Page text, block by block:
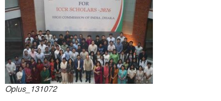
Oplus_131072